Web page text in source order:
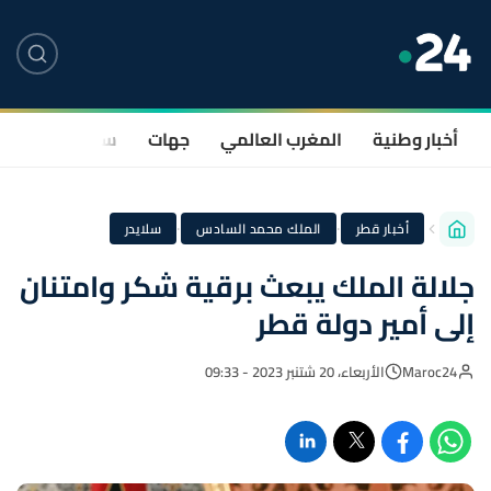
أخبار وطنية المغرب العالمي جهات سياسة
أخبار قطر · الملك محمد السادس · سلايدر
جلالة الملك يبعث برقية شكر وامتنان
إلى أمير دولة قطر
Maroc24 الأربعاء، 20 شتنبر 2023 - 09:33